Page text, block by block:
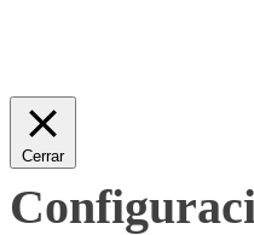
Cerrar